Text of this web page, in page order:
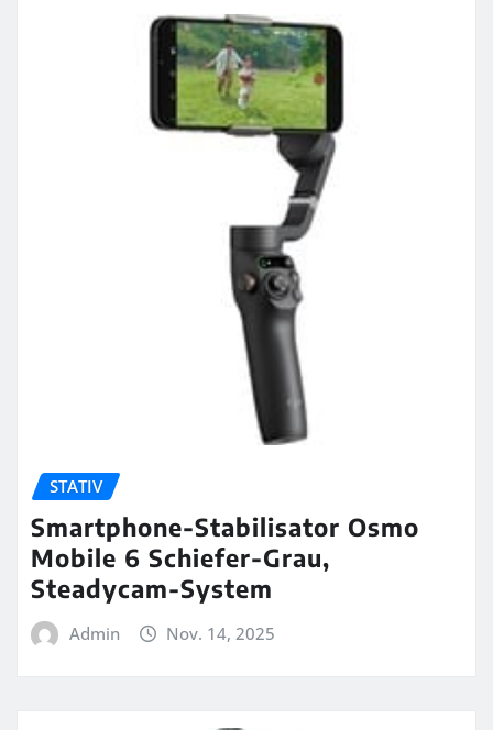
STATIV
Smartphone-Stabilisator Osmo
Mobile 6 Schiefer-Grau,
Steadycam-System
Admin Nov. 14, 2025